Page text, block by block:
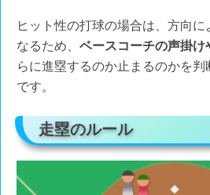
ヒット性の打球の場合は、方向に
なるため、 ベースコーチの声掛け
らに進塁するのか止まるのかを
です。
走塁のルール